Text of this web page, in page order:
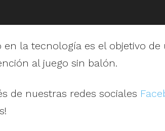
la tecnología es el objetivo de
al juego sin balón.
de nuestras redes sociales